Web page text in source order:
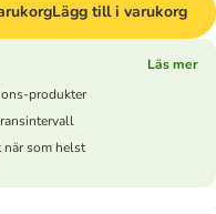
Lägg till i varukorg
Läs mer
produkter
när som helst